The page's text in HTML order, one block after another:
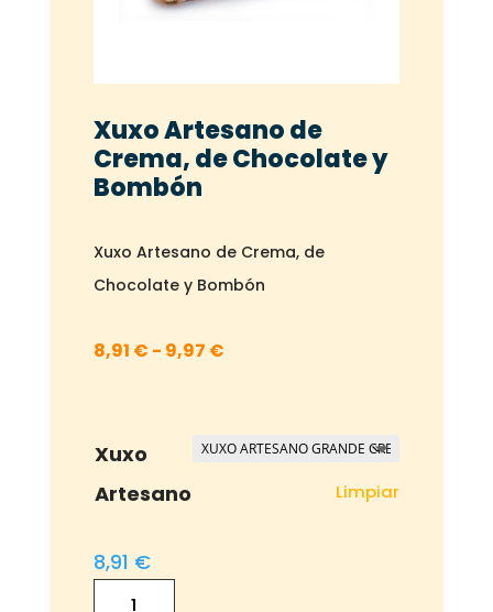
Xuxo Artesano de
Crema, de Chocolate y
Bombón
Xuxo Artesano de Crema, de
Chocolate y Bombón
8,91 € - 9,97 €Rango
desde
Xuxo
Artesano
Limpiar
8,91 €
Xuxo